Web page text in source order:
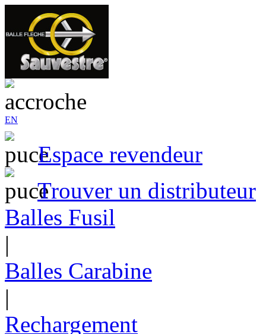
EN
Espace revendeur
Trouver un distributeur
Balles Fusil
|
Balles Carabine
|
Rechargement